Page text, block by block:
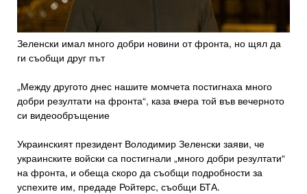
Зеленски имал много добри новини от фронта, но щял да
ги съобщи друг път
„Между другото днес нашите момчета постигнаха много
добри резултати на фронта“, каза вчера той във вечерното
си видеообръщение
Украинският президент Володимир Зеленски заяви, че
украинските войски са постигнали „много добри резултати“
на фронта, и обеща скоро да съобщи подробности за
успехите им, предаде Ройтерс, съобщи БТА.